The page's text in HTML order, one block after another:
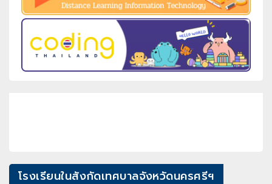
โรงเรียนในสังกัดเทศบาลจังหวัดนครศรีฯ